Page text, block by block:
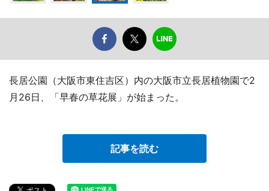
長居公園（大阪市東住吉区）内の大阪市立長居植物園で2
月26日、「早春の草花展」が始まった。
記事を読む